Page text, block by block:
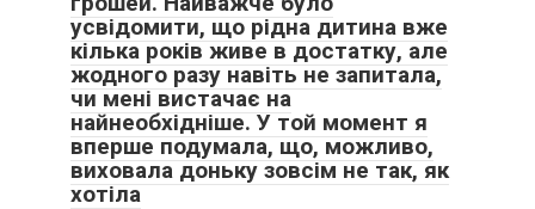
усвідомити, що рідна дитина вже
кілька років живе в достатку, але
жодного разу навіть не запитала,
чи мені вистачає на
найнеобхідніше. У той момент я
вперше подумала, що, можливо,
виховала доньку зовсім не так, як
хотіла